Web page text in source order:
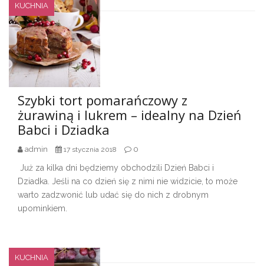
KUCHNIA
Szybki tort pomarańczowy z
żurawiną i lukrem – idealny na Dzień
Babci i Dziadka
admin 17 stycznia 2018 0
Już za kilka dni będziemy obchodzili Dzień Babci i
Dziadka. Jeśli na co dzień się z nimi nie widzicie, to może
warto zadzwonić lub udać się do nich z drobnym
upominkiem.
KUCHNIA